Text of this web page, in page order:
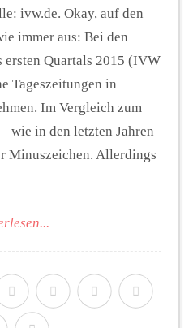
ivw.de. Okay, auf den
immer aus: Bei den
Quartals 2015 (IVW
Tageszeitungen in
Im Vergleich zum
wie in den letzten Jahren
Minuszeichen. Allerdings